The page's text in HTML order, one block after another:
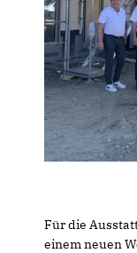
Für die
einem neuen